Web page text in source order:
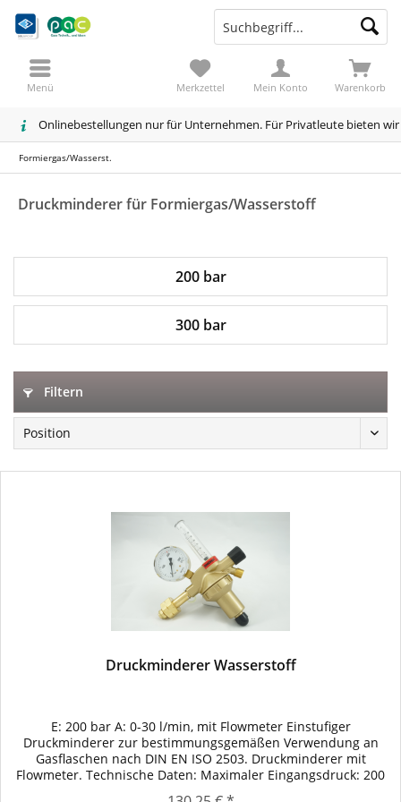
Onlinebestellungen nur für Unternehmen. Für Privatleute bieten
Warenkorb
Merkzettel Mein Konto
Menü
Formiergas/Wasserst.
Druckminderer für Formiergas/Wasserstoff
200 bar
300 bar
Filtern
Druckminderer Wasserstoff
E: 200 bar A: 0-30 l/min, mit Flowmeter Einstufiger
Druckminderer zur bestimmungsgemäßen Verwendung an
Gasflaschen nach DIN EN ISO 2503. Druckminderer mit
Flowmeter. Technische Daten: Maximaler Eingangsdruck: 200
bar Ausgangsbereich: 0-30 ltr. Eingangsgewinde gem. DIN 477